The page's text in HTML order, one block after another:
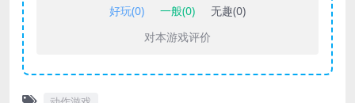
好玩(0) 一般(0) 无趣(0)
对本游戏评价